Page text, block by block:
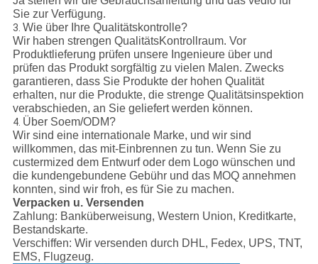
Sie zur Verfügung.
3. Wie über Ihre Qualitätskontrolle?
Wir haben strengen QualitätsKontrollraum. Vor
Produktlieferung prüfen unsere Ingenieure über und
prüfen das Produkt sorgfältig zu vielen Malen. Zwecks
garantieren, dass Sie Produkte der hohen Qualität
erhalten, nur die Produkte, die strenge Qualitätsinspektion
verabschieden, an Sie geliefert werden können.
4. Über Soem/ODM?
Wir sind eine internationale Marke, und wir sind
willkommen, das mit-Einbrennen zu tun. Wenn Sie zu
custermized dem Entwurf oder dem Logo wünschen und
die kundengebundene Gebühr und das MOQ annehmen
konnten, sind wir froh, es für Sie zu machen.
Verpacken u. Versenden
Zahlung: Banküberweisung, Western Union, Kreditkarte,
Bestandskarte.
Verschiffen: Wir versenden durch DHL, Fedex, UPS, TNT,
EMS, Flugzeug.